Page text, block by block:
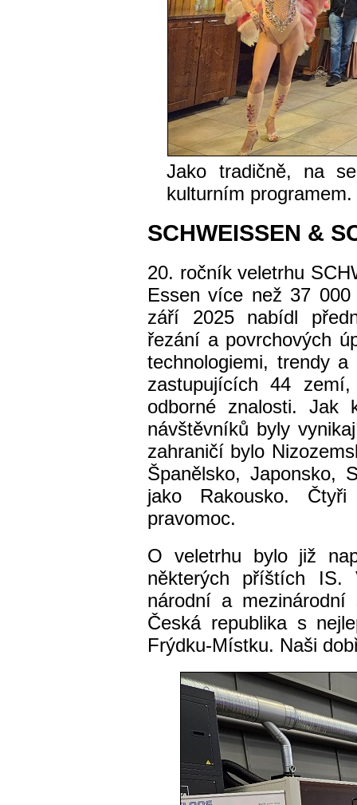
Jako tradičně, na
kulturním programem.
SCHWEISSEN &
20. ročník veletrhu
Essen více než 37
září 2025 nabídl
řezání a povrchových
technologiemi, trendy
zastupujících 44
odborné znalosti. Jak
návštěvníků byly
zahraničí bylo
Španělsko, Japonsko,
jako Rakousko.
pravomoc.
O veletrhu bylo již
některých příštích IS.
národní a
Česká republika s
Frýdku-Místku. Naši